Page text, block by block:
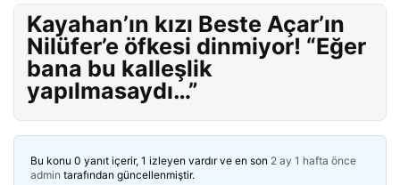
Kayahan’ın kızı Beste Açar’ın
Nilüfer’e öfkesi dinmiyor! “Eğer
bana bu kalleşlik
yapılmasaydı…”
Bu konu 0 yanıt içerir, 1 izleyen vardır ve en son 2 ay 1 hafta önce
admin tarafından güncellenmiştir.